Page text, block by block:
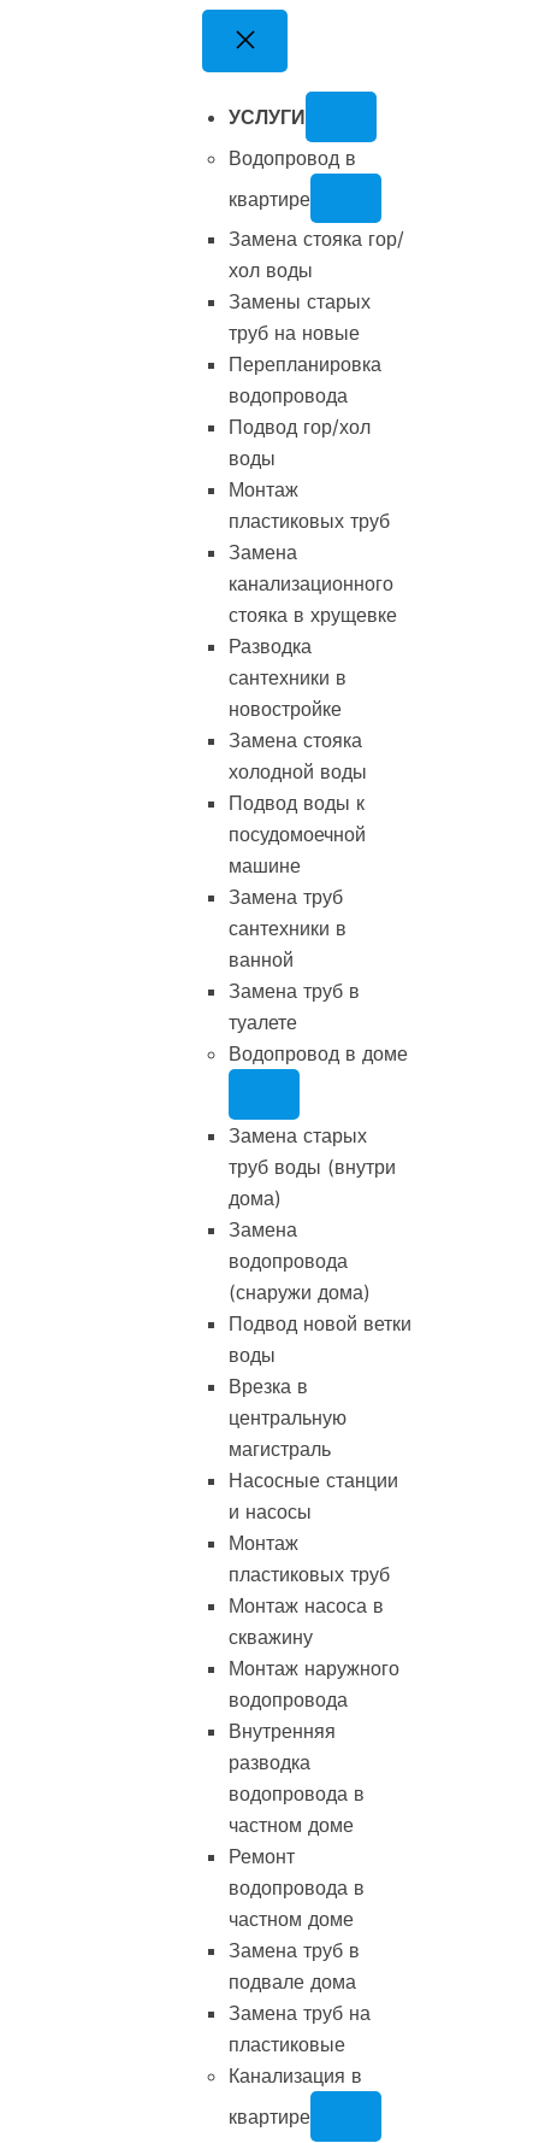
УСЛУГИ
Водопровод в
квартире
Замена стояка гор/
хол воды
Замены старых
труб на новые
Перепланировка
водопровода
Подвод гор/хол
воды
Монтаж
пластиковых труб
Замена
канализационного
стояка в хрущевке
Разводка
сантехники в
новостройке
Замена стояка
холодной воды
Подвод воды к
посудомоечной
машине
Замена труб
сантехники в
ванной
Замена труб в
туалете
Водопровод в доме
Замена старых
труб воды (внутри
дома)
Замена
водопровода
(снаружи дома)
Подвод новой ветки
воды
Врезка в
центральную
магистраль
Насосные станции
и насосы
Монтаж
пластиковых труб
Монтаж насоса в
скважину
Монтаж наружного
водопровода
Внутренняя
разводка
водопровода в
частном доме
Ремонт
водопровода в
частном доме
Замена труб в
подвале дома
Замена труб на
пластиковые
Канализация в
квартире